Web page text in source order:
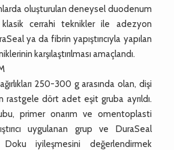
oluşturulan deneysel duodenum
cerrahi teknikler ile adezyon
ya da fibrin yapıştırıcıyla yapılan
karşılaştırılması amaçlandı.
250-300 g arasında olan, dişi
rastgele dört adet eşit gruba ayrıldı.
primer onarım ve omentoplasti
uygulanan grup ve DuraSeal
iyileşmesini değerlendirmek